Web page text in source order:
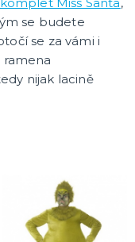
komplet Miss Santa,
se budete
se za vámi i
ramena
nijak lacině